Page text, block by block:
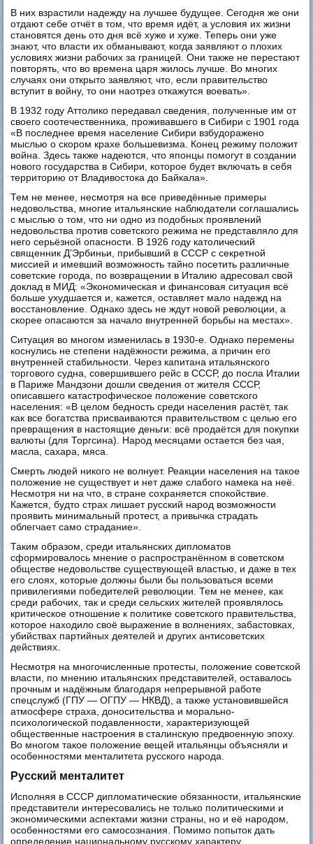
В них взрастили надежду на лучшее будущее. Сегодня же они
отдают себе отчёт в том, что время идёт, а условия их жизни
становятся день ото дня всё хуже и хуже. Теперь они уже
знают, что власти их обманывают, когда заявляют о плохих
условиях жизни рабочих за границей. Они также не перестают
повторять, что во времена царя жилось лучше. Во многих
случаях они открыто заявляют, что, если правительство
вступит в войну, то они наотрез откажутся воевать».
В 1932 году Аттолико передавал сведения, полученные им от
своего соотечественника, проживавшего в Сибири с 1901 года
«В последнее время население Сибири взбудоражено
мыслью о скором крахе большевизма. Конец режиму положит
война. Здесь также надеются, что японцы помогут в создании
нового государства в Сибири, которое будет включать в себя
территорию от Владивостока до Байкала».
Тем не менее, несмотря на все приведённые примеры
недовольства, многие итальянские наблюдатели соглашались
с мыслью о том, что ни одно из подобных проявлений
недовольства против советского режима не представляло для
него серьёзной опасности. В 1926 году католический
священник Д’Эрбиньи, прибывший в СССР с секретной
миссией и имевший возможность тайно посетить различные
советские города, по возвращении в Италию адресовал свой
доклад в МИД: «Экономическая и финансовая ситуация всё
больше ухудшается и, кажется, оставляет мало надежд на
восстановление. Однако здесь не ждут новой революции, а
скорее опасаются за начало внутренней борьбы на местах».
Ситуация во многом изменилась в 1930-е. Однако перемены
коснулись не степени надёжности режима, а причин его
внутренней стабильности. Через капитана итальянского
торгового судна, совершившего рейс в СССР, до посла Италии
в Париже Мандзони дошли сведения от жителя СССР,
описавшего катастрофическое положение советского
населения: «В целом бедность среди населения растёт, так
как все богатства присваиваются правительством с целью его
превращения в настоящие деньги: всё продаётся для покупки
валюты (для Торгсина). Народ месяцами остается без чая,
масла, сахара, мяса.
Смерть людей никого не волнует. Реакции населения на такое
положение не существует и нет даже слабого намека на неё.
Несмотря ни на что, в стране сохраняется спокойствие.
Кажется, будто страх лишает русский народ возможности
проявить минимальный протест, а привычка страдать
облегчает само страдание».
Таким образом, среди итальянских дипломатов
сформировалось мнение о распространённом в советском
обществе недовольстве существующей властью, и даже в тех
его слоях, которые должны были бы пользоваться всеми
привилегиями победителей революции. Тем не менее, как
среди рабочих, так и среди сельских жителей проявлялось
критическое отношение к политике советского правительства,
которое находило своё выражение в волнениях, забастовках,
убийствах партийных деятелей и других антисоветских
действиях.
Несмотря на многочисленные протесты, положение советской
власти, по мнению итальянских представителей, оставалось
прочным и надёжным благодаря непрерывной работе
спецслужб (ГПУ — ОГПУ — НКВД), а также установившейся
атмосфере страха, доносительства и морально-
психологической подавленности, характеризующей
общественные настроения в сталинскую предвоенную эпоху.
Во многом такое положение вещей итальянцы объясняли и
особенностями менталитета русского народа.
Русский менталитет
Исполняя в СССР дипломатические обязанности, итальянские
представители интересовались не только политическими и
экономическими аспектами жизни страны, но и её народом,
особенностями его самосознания. Помимо попыток дать
определение национальному русскому характеру,